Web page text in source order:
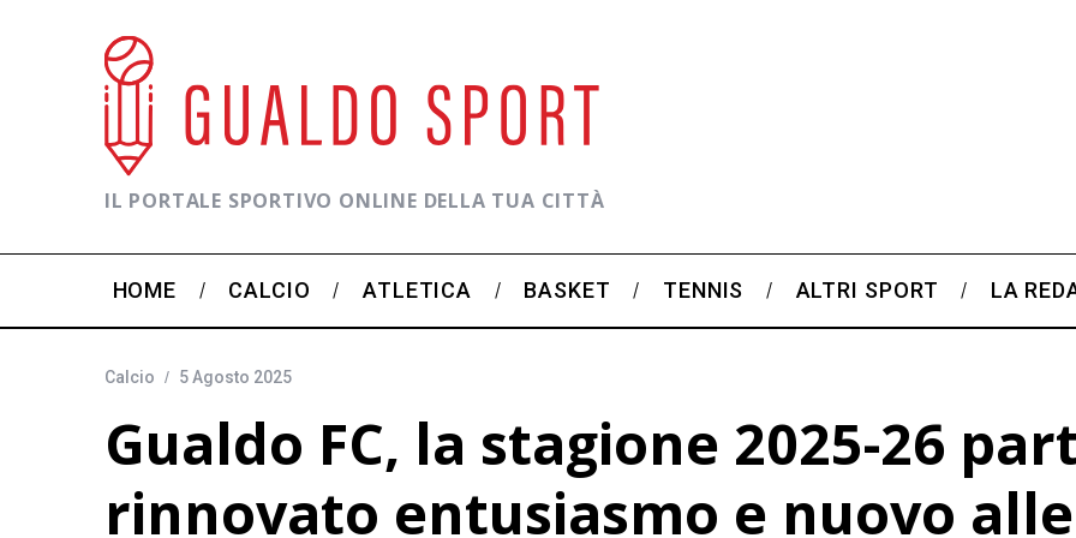
IL PORTALE SPORTIVO ONLINE DELLA TUA CITTÀ
HOME CALCIO ATLETICA BASKET TENNIS ALTRI SPORT LA
Calcio 5 Agosto 2025
Gualdo FC, la stagione 2025-26
rinnovato entusiasmo e nuovo